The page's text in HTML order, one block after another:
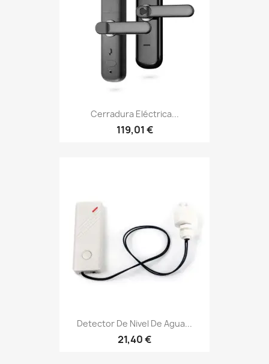
Cerradura Eléctrica...
119,01 €
Detector De Nivel De Agua...
21,40 €